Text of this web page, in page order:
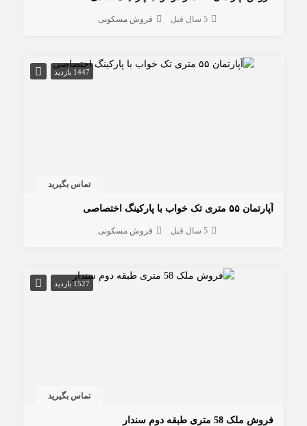
5 سال قبل فروش مسکونی
1447 بازدید
تماس بگیرید
آپارتمان ۵۵ متری تک خواب با پارکینگ اختصاصی
5 سال قبل فروش مسکونی
1527 بازدید
تماس بگیرید
فروش ملک 58 متری طبقه دوم سندار